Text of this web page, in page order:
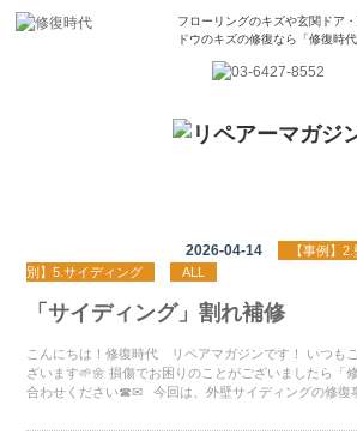
フローリングのキズや玄関ドア
ドウのキズの修復なら「修復時代
2026-04-14 【事例】
別】5.サイディング
ALL
「サイディング」割れ補修
こんにちは！修復時代 リペアマガジンです！ いつも
ざいます🌱🌼 損傷でお困りのことがございましたら「
合わせください☎✉ 今回は、外壁サイディングの修